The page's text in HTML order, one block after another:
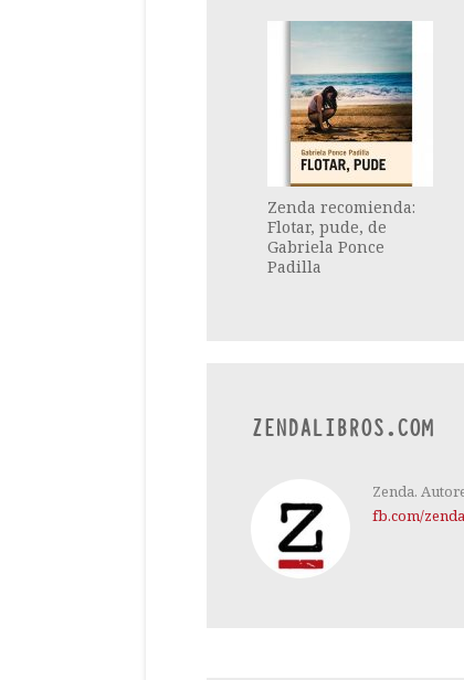
Zenda recomienda:
Flotar, pude, de
Gabriela Ponce
Padilla
ZENDALIBROS.COM
Zenda.
fb.com/